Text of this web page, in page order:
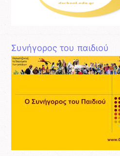
Συνήγορος του παιδιού